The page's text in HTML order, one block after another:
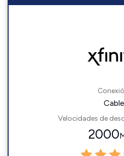
Cable
Velocidades de
2000